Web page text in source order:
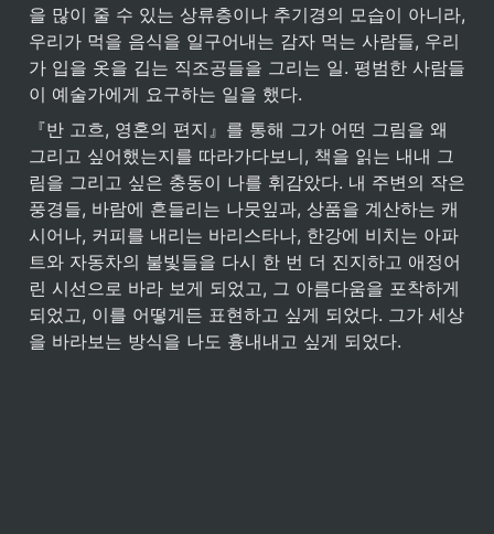
을 많이 줄 수 있는 상류층이나 추기경의 모습이 아니라,
우리가 먹을 음식을 일구어내는 감자 먹는 사람들, 우리
가 입을 옷을 깁는 직조공들을 그리는 일. 평범한 사람들
이 예술가에게 요구하는 일을 했다.
『반 고흐, 영혼의 편지』를 통해 그가 어떤 그림을 왜
그리고 싶어했는지를 따라가다보니, 책을 읽는 내내 그
림을 그리고 싶은 충동이 나를 휘감았다. 내 주변의 작은
풍경들, 바람에 흔들리는 나뭇잎과, 상품을 계산하는 캐
시어나, 커피를 내리는 바리스타나, 한강에 비치는 아파
트와 자동차의 불빛들을 다시 한 번 더 진지하고 애정어
린 시선으로 바라 보게 되었고, 그 아름다움을 포착하게
되었고, 이를 어떻게든 표현하고 싶게 되었다. 그가 세상
을 바라보는 방식을 나도 흉내내고 싶게 되었다.